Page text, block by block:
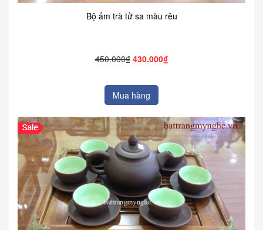
Bộ ấm trà tử sa màu rêu
450.000₫ 430.000₫
Mua hàng